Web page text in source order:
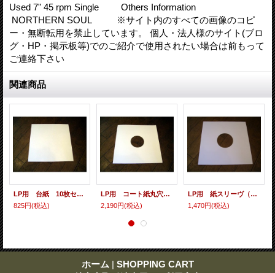
Used 7" 45 rpm Single Others Information
NORTHERN SOUL ※サイト内のすべての画像のコピ
ー・無断転用を禁止しています。 個人・法人様のサイト(ブロ
グ・HP・掲示板等)でのご紹介で使用されたい場合は前もって
ご連絡下さい
関連商品
LP用 台紙 10枚セット
825円(税込)
LP用 コート紙丸穴ジャケ 10枚セット
2,190円(税込)
LP用 紙スリーヴ（レギュラー 四角の角） 10枚セット
1,470円(税込)
ホーム | SHOPPING CART